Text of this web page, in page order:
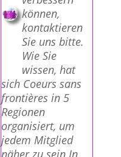
können,
kontaktieren
Sie uns bitte.
Wie Sie
wissen, hat
sich Coeurs sans
frontières in 5
Regionen
organisiert, um
jedem Mitglied
näher zu sein In